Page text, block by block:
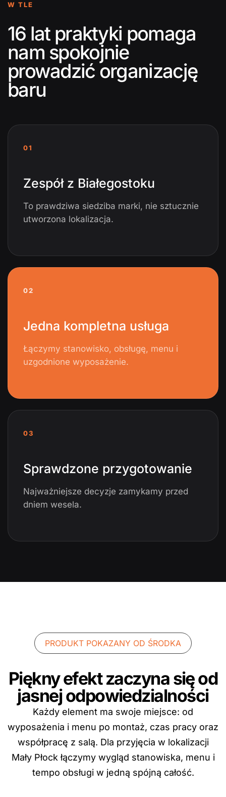
W TLE
16 lat praktyki pomaga
nam spokojnie
prowadzić organizację
baru
01
Zespół z Białegostoku
To prawdziwa siedziba marki, nie sztucznie
utworzona lokalizacja.
02
Jedna kompletna usługa
Łączymy stanowisko, obsługę, menu i
uzgodnione wyposażenie.
03
Sprawdzone przygotowanie
Najważniejsze decyzje zamykamy przed
dniem wesela.
PRODUKT POKAZANY OD ŚRODKA
Piękny efekt zaczyna się od
jasnej odpowiedzialności
Każdy element ma swoje miejsce: od
wyposażenia i menu po montaż, czas pracy oraz
współpracę z salą. Dla przyjęcia w lokalizacji
Mały Płock łączymy wygląd stanowiska, menu i
tempo obsługi w jedną spójną całość.